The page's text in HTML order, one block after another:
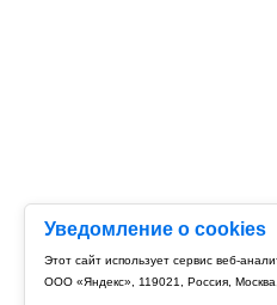
Уведомление о cookies
Этот сайт использует сервис веб-
ООО «Яндекс», 119021, Россия,